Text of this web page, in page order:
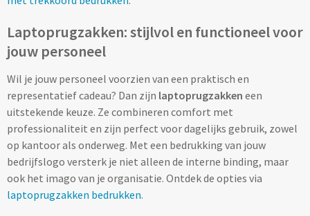
Heupflesjes bedrukken
IJsblokjes bedrukken
Rietjes bedrukken
Alle drinkwaren
Custom made
Laptoprugzakken: stijlvol en functioneel voor
jouw personeel
Wil je jouw personeel voorzien van een praktisch en
representatief cadeau? Dan zijn laptoprugzakken een
uitstekende keuze. Ze combineren comfort met
professionaliteit en zijn perfect voor dagelijks gebruik, zowel
op kantoor als onderweg. Met een bedrukking van jouw
bedrijfslogo versterk je niet alleen de interne binding, maar
ook het imago van je organisatie. Ontdek de opties via
laptoprugzakken bedrukken.